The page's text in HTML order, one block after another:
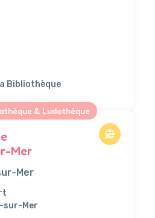
Bibliothèque
& Ludothèque
Mer
Mer
sur-Mer